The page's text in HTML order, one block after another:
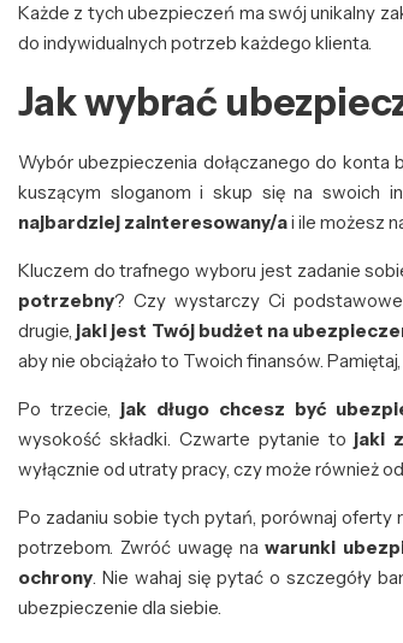
Każde z tych ubezpieczeń ma swój unikalny
do indywidualnych potrzeb każdego klienta.
Jak wybrać
Wybór ubezpieczenia dołączanego do
kuszącym sloganom i skup się na swoich
najbardziej zainteresowany/ai ile możesz
Kluczem do trafnego wyboru jest zadanie
potrzebny? Czy wystarczy Ci
drugie, jaki jest Twój budżet na
aby nie obciążało to Twoich finansów.
Po trzecie, jak długo chcesz być
wysokość składki. Czwarte pytanie to jaki
wyłącznie od utraty pracy, czy może również
Po zadaniu sobie tych pytań, porównaj oferty
potrzebom. Zwróć uwagę nawarunki
ochrony. Nie wahaj się pytać o szczegóły
ubezpieczenie dla siebie.